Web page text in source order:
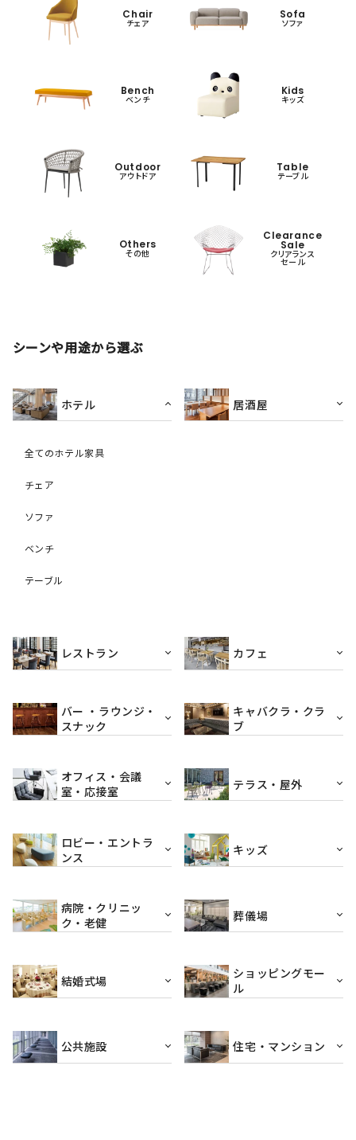
Chair
チェア
Sofa
ソファ
Bench
ベンチ
Kids
キッズ
Outdoor
アウトドア
Table
テーブル
Others
その他
Clearance
Sale
クリアランス
セール
シーンや用途から選ぶ
ホテル
全てのホテル家具
チェア
ソファ
ベンチ
テーブル
居酒屋
レストラン カフェ
バー ・ラウンジ・
スナック
キャバクラ・クラ
ブ
オフィス・会議
室・応接室
テラス・屋外
ロビー・エントラ
ンス
キッズ
病院・クリニッ
ク・老健
葬儀場
結婚式場
ショッピングモー
ル
公共施設 住宅・マンション